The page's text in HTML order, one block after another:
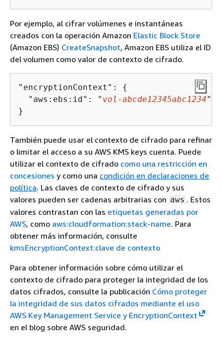
Por ejemplo, al cifrar volúmenes e instantáneas
creados con la operación Amazon Elastic Block Store
(Amazon EBS) CreateSnapshot, Amazon EBS utiliza el ID
del volumen como valor de contexto de cifrado.
"encryptionContext": {
  "aws:ebs:id": "
vol-abcde12345abc1234"
}
También puede usar el contexto de cifrado para refinar
o limitar el acceso a su AWS KMS keys cuenta. Puede
utilizar el contexto de cifrado como una restricción en
concesiones y como una condición en declaraciones de
política. Las claves de contexto de cifrado y sus
valores pueden ser cadenas arbitrarias con aws . Estos
valores contrastan con las etiquetas generadas por
AWS, como aws:cloudformation:stack-name. Para
obtener más información, consulte
kmsEncryptionContext:clave de contexto
Para obtener información sobre cómo utilizar el
contexto de cifrado para proteger la integridad de los
datos cifrados, consulte la publicación Cómo proteger
la integridad de sus datos cifrados mediante el uso
AWS Key Management Service y EncryptionContext
en el blog sobre AWS seguridad.